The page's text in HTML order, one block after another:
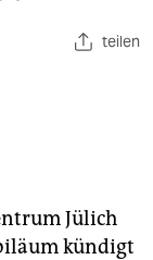
teilen
Jülich
kündigt